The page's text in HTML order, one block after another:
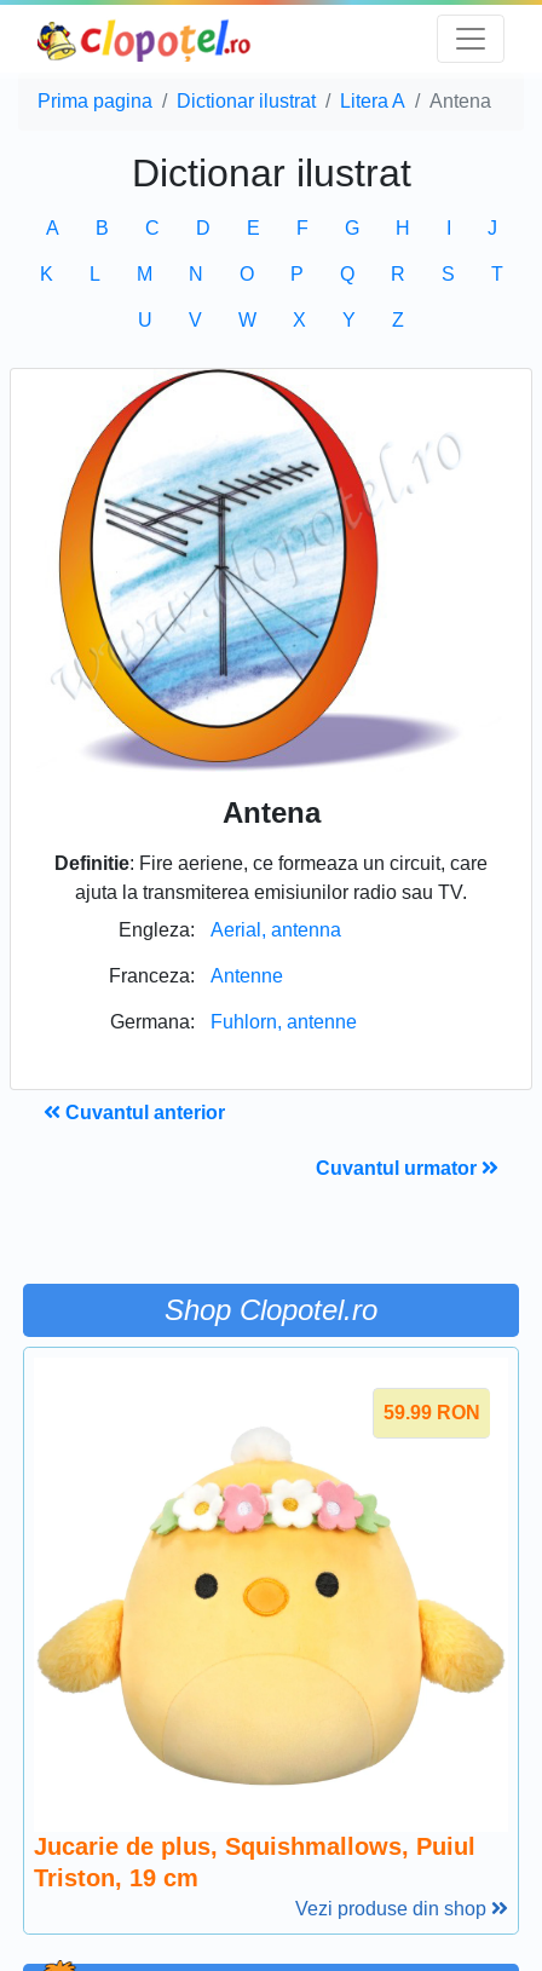
Prima pagina Dictionar ilustrat Litera A Antena
Dictionar ilustrat
A B C D E F G H J
K L M N O P Q R S T
U V W X Y Z
Antena
Definitie: Fire aeriene, ce formeaza un circuit, care
ajuta la transmiterea emisiunilor radio sau TV.
Engleza:
Aerial, antenna
Franceza: Antenne
Germana: Fuhlorn, antenne
Cuvantul anterior
Cuvantul urmator
Shop Clopotel.ro
59.99 RON
Jucarie de plus, Squishmallows, Puiul
Triston, 19 cm
Vezi produse din shop